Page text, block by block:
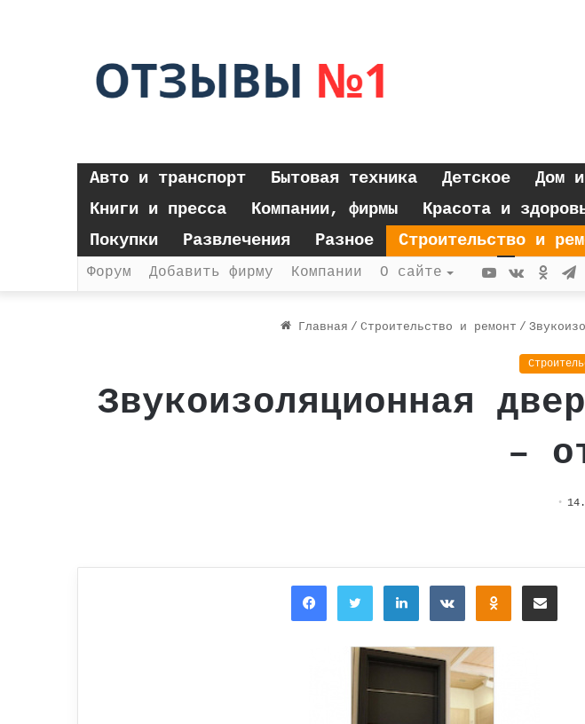
Авто и транспорт Бытовая техника Детское Дом
Книги и пресса
Компании, фирмы Красота и
Покупки
Развлечения Разное Строительство и
Форум Добавить фирму Компании О сайте vk.com
YouTube
Главная / Строительство и ремонт /
Звукоизоляционная
–
FacebookTwitterLinkedInВконтакте Поделиться через электронную почту